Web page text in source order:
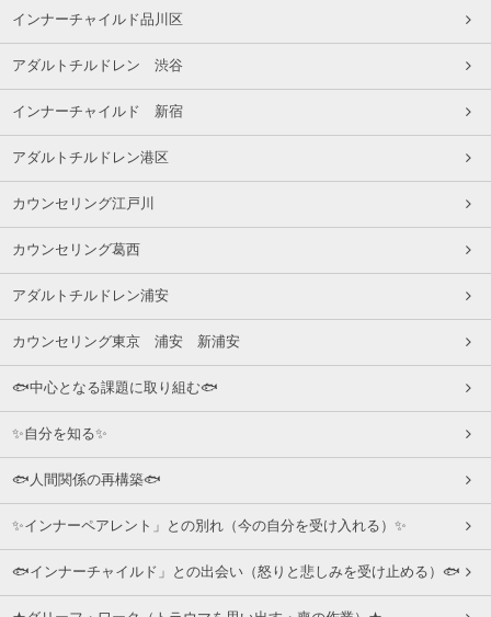
インナーチャイルド品川区
アダルトチルドレン 渋谷
インナーチャイルド 新宿
アダルトチルドレン港区
カウンセリング江戸川
カウンセリング葛西
アダルトチルドレン浦安
カウンセリング東京 浦安 新浦安
🐟中心となる課題に取り組む🐟
✨自分を知る✨
🐟人間関係の再構築🐟
✨インナーペアレント」との別れ（今の自分を受け入れる）✨
🐟インナーチャイルド」との出会い（怒りと悲しみを受け止める）🐟